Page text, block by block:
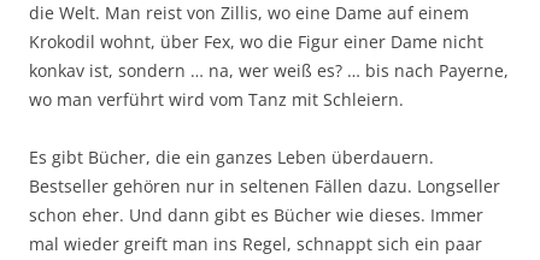
die Welt. Man reist von Zillis, wo eine Dame auf einem
Krokodil wohnt, über Fex, wo die Figur einer Dame nicht
konkav ist, sondern … na, wer weiß es? … bis nach Payerne,
wo man verführt wird vom Tanz mit Schleiern.
Es gibt Bücher, die ein ganzes Leben überdauern.
Bestseller gehören nur in seltenen Fällen dazu. Longseller
schon eher. Und dann gibt es Bücher wie dieses. Immer
mal wieder greift man ins Regel, schnappt sich ein paar